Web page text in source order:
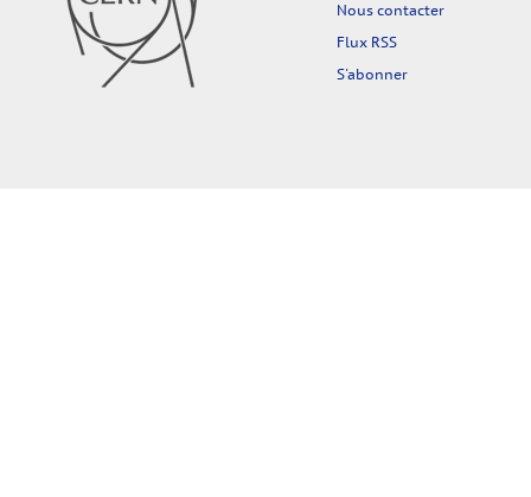
Nous contacter
Flux RSS
S'abonner